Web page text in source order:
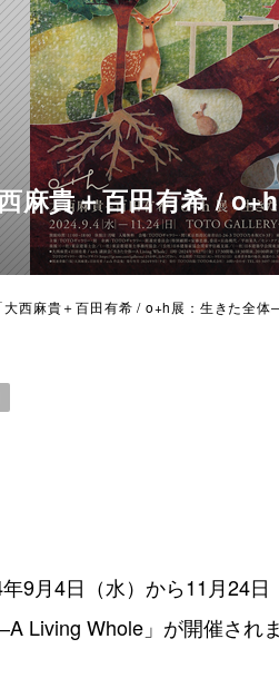
麻貴＋百田有希 /
大西麻貴＋百田有希 / o+h展：生きた全
9月4日（水）から11月24
Living Whole」が開催されま